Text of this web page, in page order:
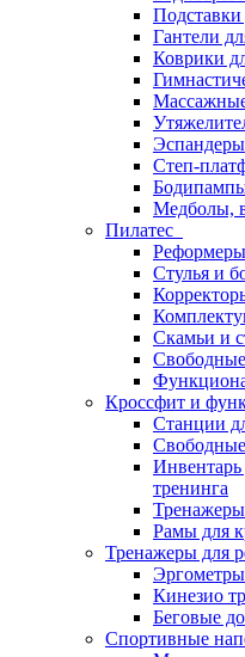
Подставки
Гантели
Коврики
Эспандеры
Степ-
Медболы,
Пилатес
Стулья и
Скамьи и
Свободные
Кроссфит и
Станции
Свободные
тренинга
Рамы для
Тренажеры для
Кинезио
Беговые
Спортивные